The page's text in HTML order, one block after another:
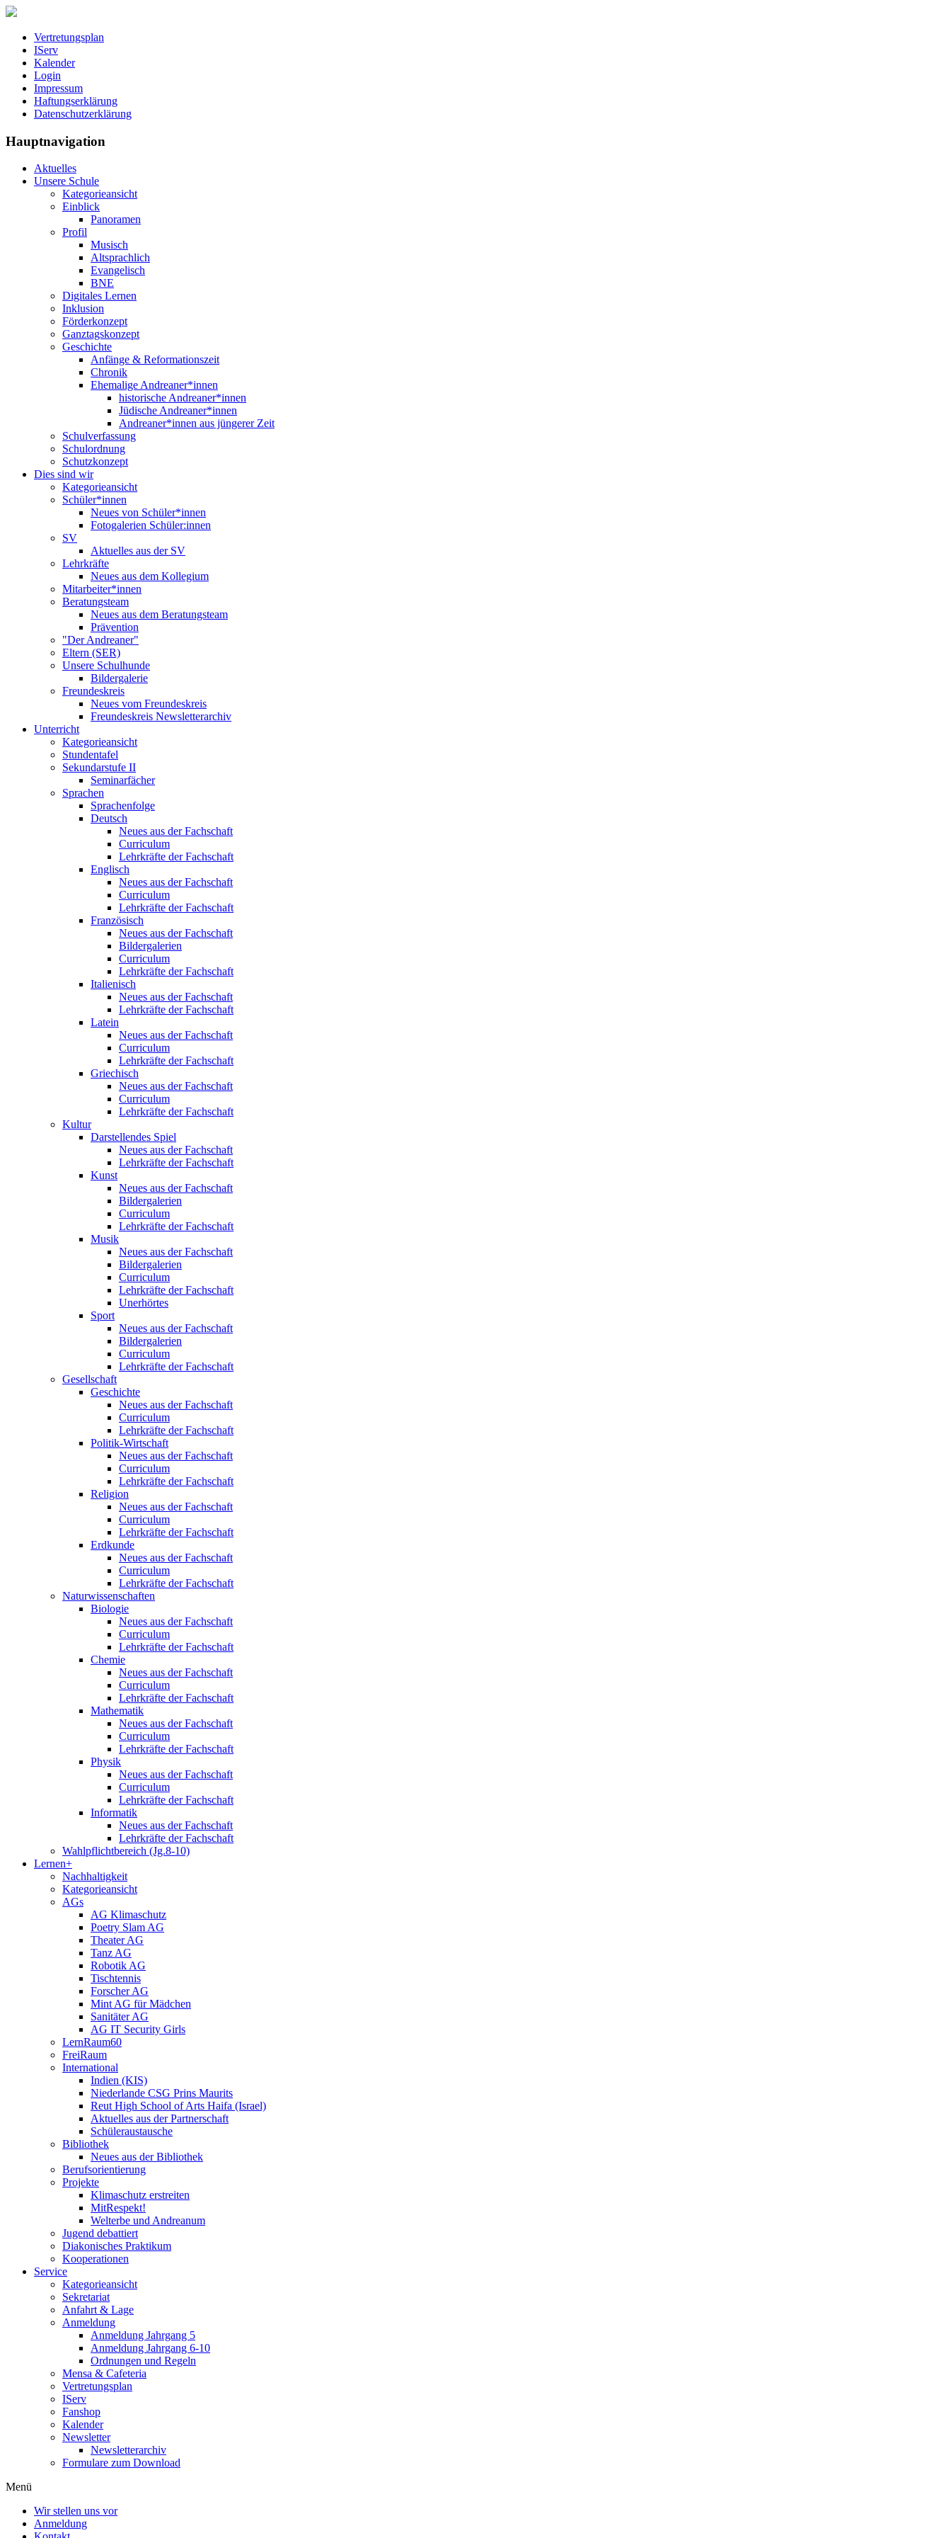
Vertretungsplan
IServ
Kalender
Login
Impressum
Haftungserklärung
Datenschutzerklärung
Hauptnavigation
Aktuelles
Unsere Schule
Kategorieansicht
Einblick
Panoramen
Profil
Musisch
Altsprachlich
Evangelisch
BNE
Digitales Lernen
Inklusion
Förderkonzept
Ganztagskonzept
Geschichte
Anfänge & Reformationszeit
Chronik
Ehemalige Andreaner*innen
historische Andreaner*innen
Jüdische Andreaner*innen
Andreaner*innen aus jüngerer Zeit
Schulverfassung
Schulordnung
Schutzkonzept
Dies sind wir
Kategorieansicht
Schüler*innen
Neues von Schüler*innen
Fotogalerien Schüler:innen
SV
Aktuelles aus der SV
Lehrkräfte
Neues aus dem Kollegium
Mitarbeiter*innen
Beratungsteam
Neues aus dem Beratungsteam
Prävention
"Der Andreaner"
Eltern (SER)
Unsere Schulhunde
Bildergalerie
Freundeskreis
Neues vom Freundeskreis
Freundeskreis Newsletterarchiv
Unterricht
Kategorieansicht
Stundentafel
Sekundarstufe II
Seminarfächer
Sprachen
Sprachenfolge
Deutsch
Neues aus der Fachschaft
Curriculum
Lehrkräfte der Fachschaft
Englisch
Neues aus der Fachschaft
Curriculum
Lehrkräfte der Fachschaft
Französisch
Neues aus der Fachschaft
Bildergalerien
Curriculum
Lehrkräfte der Fachschaft
Italienisch
Neues aus der Fachschaft
Lehrkräfte der Fachschaft
Latein
Neues aus der Fachschaft
Curriculum
Lehrkräfte der Fachschaft
Griechisch
Neues aus der Fachschaft
Curriculum
Lehrkräfte der Fachschaft
Kultur
Darstellendes Spiel
Neues aus der Fachschaft
Lehrkräfte der Fachschaft
Kunst
Neues aus der Fachschaft
Bildergalerien
Curriculum
Lehrkräfte der Fachschaft
Musik
Neues aus der Fachschaft
Bildergalerien
Curriculum
Lehrkräfte der Fachschaft
Unerhörtes
Sport
Neues aus der Fachschaft
Bildergalerien
Curriculum
Lehrkräfte der Fachschaft
Gesellschaft
Geschichte
Neues aus der Fachschaft
Curriculum
Lehrkräfte der Fachschaft
Politik-Wirtschaft
Neues aus der Fachschaft
Curriculum
Lehrkräfte der Fachschaft
Religion
Neues aus der Fachschaft
Curriculum
Lehrkräfte der Fachschaft
Erdkunde
Neues aus der Fachschaft
Curriculum
Lehrkräfte der Fachschaft
Naturwissenschaften
Biologie
Neues aus der Fachschaft
Curriculum
Lehrkräfte der Fachschaft
Chemie
Neues aus der Fachschaft
Curriculum
Lehrkräfte der Fachschaft
Mathematik
Neues aus der Fachschaft
Curriculum
Lehrkräfte der Fachschaft
Physik
Neues aus der Fachschaft
Curriculum
Lehrkräfte der Fachschaft
Informatik
Neues aus der Fachschaft
Lehrkräfte der Fachschaft
Wahlpflichtbereich (Jg.8-10)
Lernen+
Nachhaltigkeit
Kategorieansicht
AGs
AG Klimaschutz
Poetry Slam AG
Theater AG
Tanz AG
Robotik AG
Tischtennis
Forscher AG
Mint AG für Mädchen
Sanitäter AG
AG IT Security Girls
LernRaum60
FreiRaum
International
Indien (KIS)
Niederlande CSG Prins Maurits
Reut High School of Arts Haifa (Israel)
Aktuelles aus der Partnerschaft
Schüleraustausche
Bibliothek
Neues aus der Bibliothek
Berufsorientierung
Projekte
Klimaschutz erstreiten
MitRespekt!
Welterbe und Andreanum
Jugend debattiert
Diakonisches Praktikum
Kooperationen
Service
Kategorieansicht
Sekretariat
Anfahrt & Lage
Anmeldung
Anmeldung Jahrgang 5
Anmeldung Jahrgang 6-10
Ordnungen und Regeln
Mensa & Cafeteria
Vertretungsplan
IServ
Fanshop
Kalender
Newsletter
Newsletterarchiv
Formulare zum Download
Menü
Wir stellen uns vor
Anmeldung